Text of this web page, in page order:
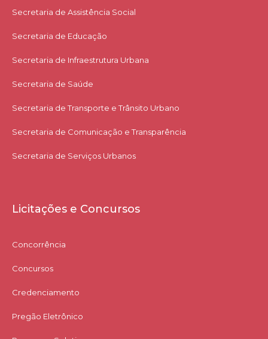
Secretaria de Assistência Social
Secretaria de Educação
Secretaria de Infraestrutura Urbana
Secretaria de Saúde
Secretaria de Transporte e Trânsito Urbano
Secretaria de Comunicação e Transparência
Secretaria de Serviços Urbanos
Licitações e Concursos
Concorrência
Concursos
Credenciamento
Pregão Eletrônico